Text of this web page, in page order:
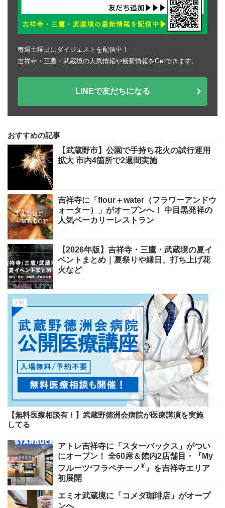
毎週土曜日にダイジェストを配信中！
吉祥寺・三鷹・武蔵境の人気情報や最新情報をGetできます。
LINEで友だちになる
おすすめの記事
【武蔵野市】公園で手持ち花火の試行運用
拡大 市内4箇所で2週間実施
吉祥寺に「flour＋water（フラワーアンドウ
ォーター）」がオープンへ！ 中目黒発祥の
人気ベーカリーレストラン
【2026年版】吉祥寺・三鷹・武蔵境の夏イ
ベントまとめ｜夏祭りや縁日、打ち上げ花
火など
【無料医療相談有！】武蔵野徳洲会病院が医療講演を実施
してる
アトレ吉祥寺に「スターバックス」がつい
にオープン！ 全60席＆館内2店舗目・『My
フルーツ³フラペチーノ® 』を吉祥寺エリア
初展開
エミオ武蔵境に「コメダ珈琲店」がオープ
ンへ